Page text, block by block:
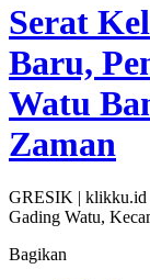
Serat
Baru,
Watu
Zaman
GRESIK | klikku.id
Gading Watu,
Bagikan